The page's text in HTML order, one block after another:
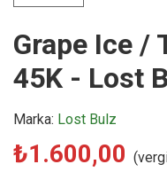
Grape Ice /
45K - Lost
Marka: Lost Bulz
₺1.600,00